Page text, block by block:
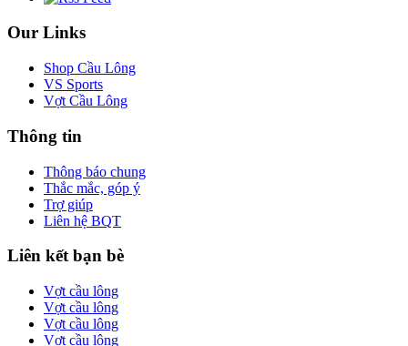
Our Links
Shop Cầu Lông
VS Sports
Vợt Cầu Lông
Thông tin
Thông báo chung
Thắc mắc, góp ý
Trợ giúp
Liên hệ BQT
Liên kết bạn bè
Vợt cầu lông
Vợt cầu lông
Vợt cầu lông
Vợt cầu lông